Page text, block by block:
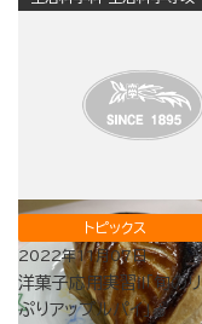
トピックス
2022年11月07日
洋菓子応用実習Ⅱ「旬の
ぷりアップルパイ」🍎